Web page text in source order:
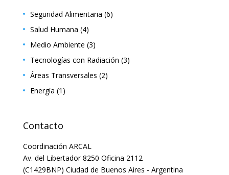
Seguridad Alimentaria (6)
Salud Humana (4)
Medio Ambiente (3)
Tecnologías con Radiación (3)
Áreas Transversales (2)
Energía (1)
Contacto
Coordinación ARCAL
Av. del Libertador 8250 Oficina 2112
(C1429BNP) Ciudad de Buenos Aires - Argentina